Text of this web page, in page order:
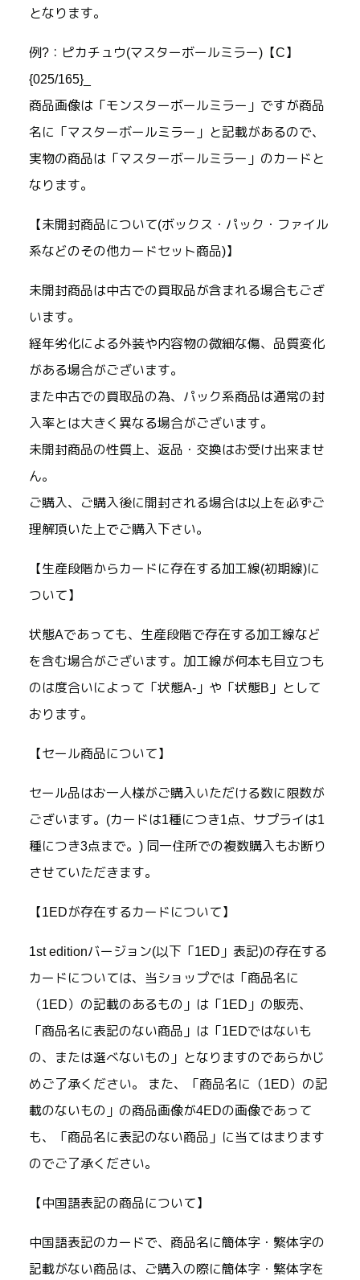
となります。
例?：ピカチュウ(マスターボールミラー)【C】
{025/165}_
商品画像は「モンスターボールミラー」ですが商品
名に「マスターボールミラー」と記載があるので、
実物の商品は「マスターボールミラー」のカードと
なります。
【未開封商品について(ボックス・パック・ファイル
系などのその他カードセット商品)】
未開封商品は中古での買取品が含まれる場合もござ
います。
経年劣化による外装や内容物の微細な傷、品質変化
がある場合がございます。
また中古での買取品の為、パック系商品は通常の封
入率とは大きく異なる場合がございます。
未開封商品の性質上、返品・交換はお受け出来ませ
ん。
ご購入、ご購入後に開封される場合は以上を必ずご
理解頂いた上でご購入下さい。
【生産段階からカードに存在する加工線(初期線)に
ついて】
状態Aであっても、生産段階で存在する加工線など
を含む場合がございます。加工線が何本も目立つも
のは度合いによって「状態A-」や「状態B」として
おります。
【セール商品について】
セール品はお一人様がご購入いただける数に限数が
ございます。(カードは1種につき1点、サプライは1
種につき3点まで。) 同一住所での複数購入もお断り
させていただきます。
【1EDが存在するカードについて】
1st editionバージョン(以下「1ED」表記)の存在する
カードについては、当ショップでは「商品名に
（1ED）の記載のあるもの」は「1ED」の販売、
「商品名に表記のない商品」は「1EDではないも
の、または選べないもの」となりますのであらかじ
めご了承ください。 また、「商品名に（1ED）の記
載のないもの」の商品画像が4EDの画像であって
も、「商品名に表記のない商品」に当てはまります
のでご了承ください。
【中国語表記の商品について】
中国語表記のカードで、商品名に簡体字・繁体字の
記載がない商品は、ご購入の際に簡体字・繁体字を